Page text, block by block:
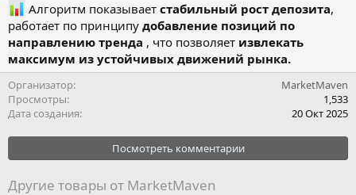
Алгоритм показывает стабильный рост депозита,
работает по принципу добавление позиций по
направлению тренда , что позволяет извлекать
максимум из устойчивых движений рынка.
Организатор
MarketMaven
Просмотры
1,533
Дата создания
20 Окт 2025
Посмотреть комментарии
Другие товары от MarketMaven